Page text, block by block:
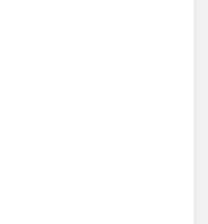
メータ​として設定するとい
の遷移先を制御するページ
うがシンプルでよいだろう
のポータルダッシュボー
アクションは既定で新し